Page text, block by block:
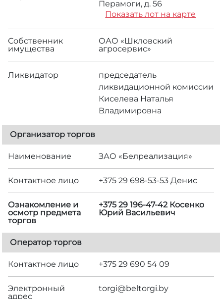
Перамоги, д. 56
Показать лот на карте
Собственник
имущества
ОАО «Шкловский
агросервис»
Ликвидатор
председатель
ликвидационной комиссии
Киселева Наталья
Владимировна
Организатор торгов
Наименование ЗАО «Белреализация»
Контактное лицо +375 29 698-53-53 Денис
Ознакомление и
осмотр предмета
торгов
+375 29 196-47-42 Косенко
Юрий Васильевич
Оператор торгов
Контактное лицо +375 29 690 54 09
Электронный
адрес
torgi@beltorgi.by